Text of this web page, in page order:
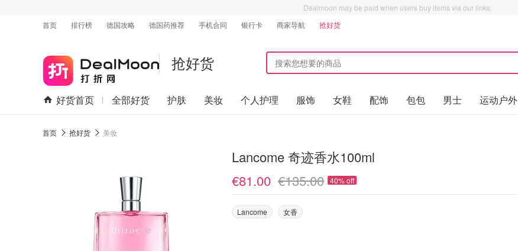
Dealmoon may be paid when users buy items via our links.
首页
排行榜 德国攻略 德国药推荐 手机合同 银行卡 商家导航 抢好货
抢好货
好货首页 全部好货 护肤 美妆 个人护理 服饰 女鞋 配饰 包包 男士 运动户外
首页 抢好货 美妆
Lancome 奇迹香水100ml
€81.00 €135.00 40% off
Lancome 女香